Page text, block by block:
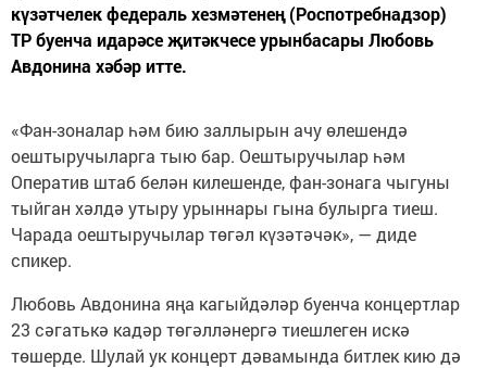
күзәтчелек федераль хезмәтенең (Роспотребнадзор)
ТР буенча идарәсе җитәкчесе урынбасары Любовь
Авдонина хәбәр итте.
«Фан-зоналар һәм бию заллырын ачу өлешендә
оештыручыларга тыю бар. Оештыручылар һәм
Оператив штаб белән килешенде, фан-зонага чыгуны
тыйган хәлдә утыру урыннары гына булырга тиеш.
Чарада оештыручылар төгәл күзәтәчәк», — диде
спикер.
Любовь Авдонина яңа кагыйдәләр буенча концертлар
23 сәгатькә кадәр төгәлләнергә тиешлеген искә
төшерде. Шулай ук концерт дәвамында битлек кию дә